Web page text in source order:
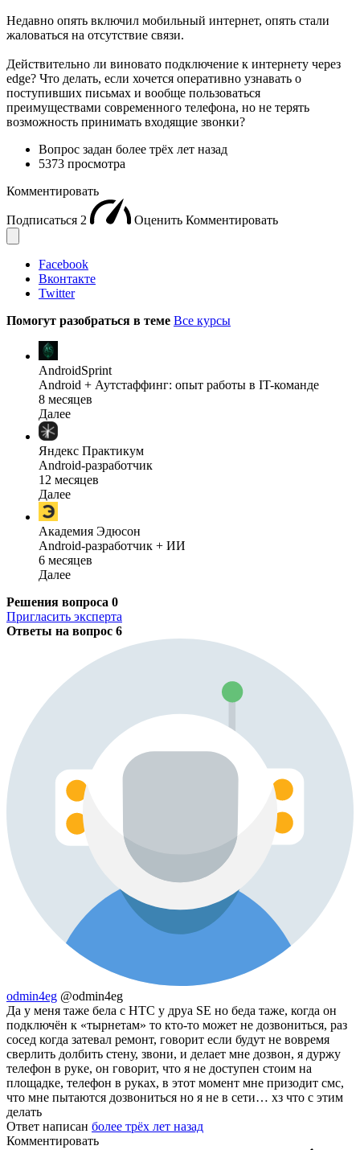
Недавно опять включил мобильный интернет, опять стали
жаловаться на отсутствие связи.
Действительно ли виновато подключение к интернету через
edge? Что делать, если хочется оперативно узнавать о
поступивших письмах и вообще пользоваться
преимуществами современного телефона, но не терять
возможность принимать входящие звонки?
Вопрос задан более трёх лет назад
5373 просмотра
Комментировать
Подписаться 2 Оценить Комментировать
Facebook
Вконтакте
Twitter
Помогут разобраться в теме Все курсы
AndroidSprint
Android + Аутстаффинг: опыт работы в IT-команде
8 месяцев
Далее
Яндекс Практикум
Android-разработчик
12 месяцев
Далее
Академия Эдюсон
Android-разработчик + ИИ
6 месяцев
Далее
Решения вопроса 0
Пригласить эксперта
Ответы на вопрос 6
odmin4eg @odmin4eg
Да у меня таже бела с HTC у друа SE но беда таже, когда он
подключён к «тырнетам» то кто-то может не дозвониться, раз
сосед когда затевал ремонт, говорит если будут не вовремя
сверлить долбить стену, звони, и делает мне дозвон, я дуржу
телефон в руке, он говорит, что я не доступен стоим на
площадке, телефон в руках, в этот момент мне призодит смс,
что мне пытаются дозвониться но я не в сети… хз что с этим
делать
Ответ написан более трёх лет назад
Комментировать